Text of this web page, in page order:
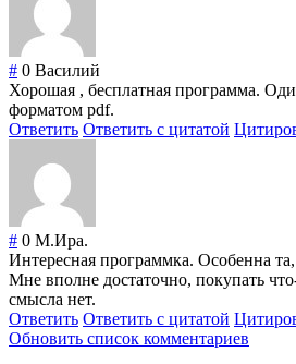
# 0 Василий
Хорошая , бесплатная программа.
форматом pdf.
Ответить Ответить с цитатой
# 0 М.Ира.
Интересная программка. Особенна та,
Мне вполне достаточно, покупать
смысла нет.
Ответить Ответить с цитатой
Обновить список комментариев